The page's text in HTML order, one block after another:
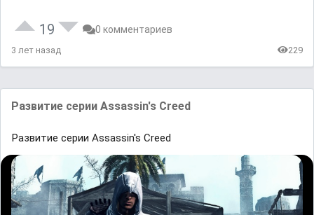
19 0 комментариев
3 лет назад 229
Развитие серии Assassin's Creed
Развитие серии Assassin's Creed